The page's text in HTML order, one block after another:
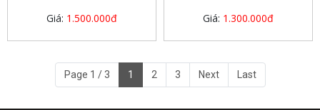
Giá: 1.500.000đ
Giá: 1.300.000đ
Page 1 / 3 1 2 3 Next Last